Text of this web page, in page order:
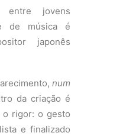
entre jovens
de música é
japonês
num
da criação é
o rigor: o gesto
e finalizado